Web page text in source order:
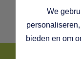
We
bieden en om